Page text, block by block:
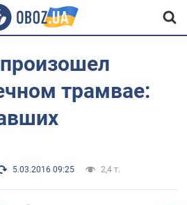
трамвае:
5.03.2016 09:25 2,4 т.